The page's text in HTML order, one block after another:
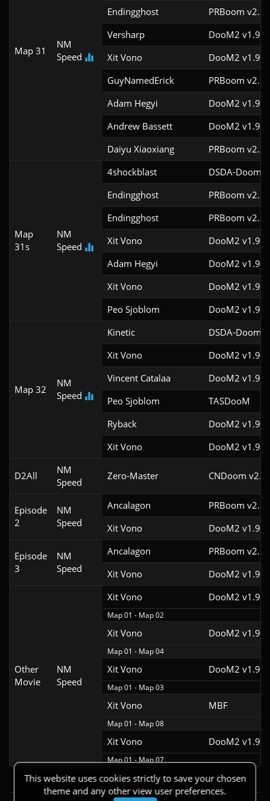
Map 31
NM
Speed
Endingghost
PRBoom
Versharp
DooM2 v1.9f
Xit Vono
DooM2 v1.9f
GuyNamedErick
PRBoom
Adam Hegyi
DooM2 v1.9f
Andrew Bassett
DooM2 v1.9f
Daiyu Xiaoxiang
PRBoom
Map
31s
NM
Speed
4shockblast
DSDA-Doom
Endingghost
PRBoom
Endingghost
PRBoom
Xit Vono
DooM2 v1.9f
Adam Hegyi
DooM2 v1.9f
Xit Vono
DooM2 v1.9f
Peo Sjoblom
DooM2 v1.9f
Map 32
NM
Speed
Kinetic
DSDA-Doom
Xit Vono
DooM2 v1.9f
Vincent Catalaa
DooM2 v1.9
Peo Sjoblom
TASDooM
Ryback
DooM2 v1.9
Xit Vono
DooM2 v1.9f
D2All
NM
Speed
Zero-Master CNDoom
Episode
2
NM
Speed
Ancalagon
PRBoom
Xit Vono
DooM2 v1.9f
Episode
3
NM
Speed
Ancalagon
PRBoom
Xit Vono
DooM2 v1.9
Other
Movie
NM
Speed
Xit Vono DooM2 v1.9f
Map 01 - Map 02
Xit Vono DooM2 v1.9f
Map 01 - Map 04
Xit Vono DooM2 v1.9f
Map 01 - Map 03
Xit Vono MBF
Map 01 - Map 08
Xit Vono DooM2 v1.9f
Map 01 - Map 07
This website uses cookies strictly to save your chosen
theme and any other view user preferences.